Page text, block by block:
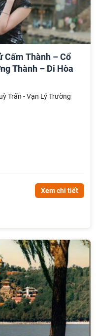
Cấm Thành – Cổ
Thành – Di Hòa
Trấn - Vạn Lý Trường
Xem chi tiết